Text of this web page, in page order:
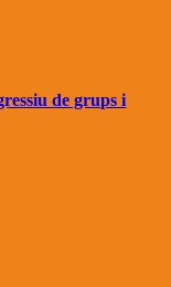
de grups i